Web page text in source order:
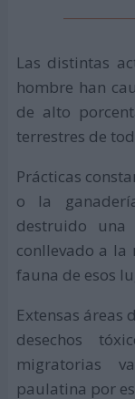
Las distintas
hombre han
de alto
terrestres de
Prácticas
o la
destruido
conllevado a
fauna de esos
Extensas
desechos
migratorias
paulatina por